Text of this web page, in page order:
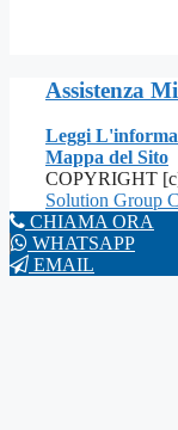
Assistenza
Leggi
Mappa del Sito
COPYRIGHT
Solution Group
CHIAMA ORA
WHATSAPP
EMAIL